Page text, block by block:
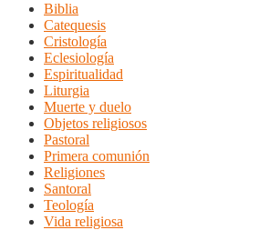
Biblia
Catequesis
Cristología
Eclesiología
Espiritualidad
Liturgia
Muerte y duelo
Objetos religiosos
Pastoral
Primera comunión
Religiones
Santoral
Teología
Vida religiosa